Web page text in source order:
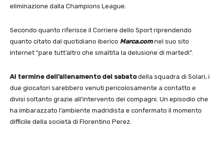
eliminazione dalla Champions League.
Secondo quanto riferisce il Corriere dello Sport riprendendo
quanto citato dal quotidiano iberico Marca.com nel suo sito
internet “pare tutt’altro che smaltita la delusione di martedì”.
Al termine dell’allenamento del sabatodella squadra di Solari, i
due giocatori sarebbero venuti pericolosamente a contatto e
divisi soltanto grazie all’intervento dei compagni. Un episodio che
ha imbarazzato l’ambiente madridista e confermato il momento
difficile della società di Florentino Perez.